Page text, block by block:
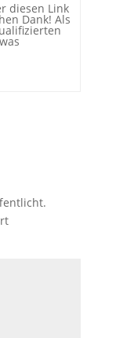
diesen Link
Dank! Als